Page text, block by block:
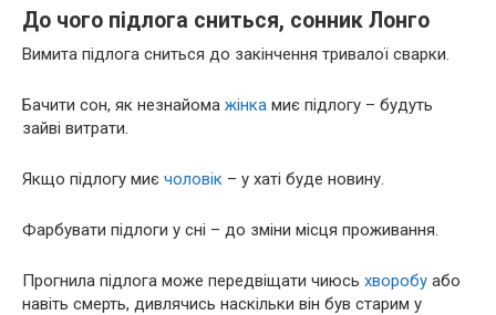
До чого підлога сниться, сонник Лонго
Вимита підлога сниться до закінчення тривалої сварки.
Бачити сон, як незнайома жінка миє підлогу – будуть
зайві витрати.
Якщо підлогу миє чоловік – у хаті буде новину.
Фарбувати підлоги у сні – до зміни місця проживання.
Прогнила підлога може передвіщати чиюсь хворобу або
навіть смерть, дивлячись наскільки він був старим у